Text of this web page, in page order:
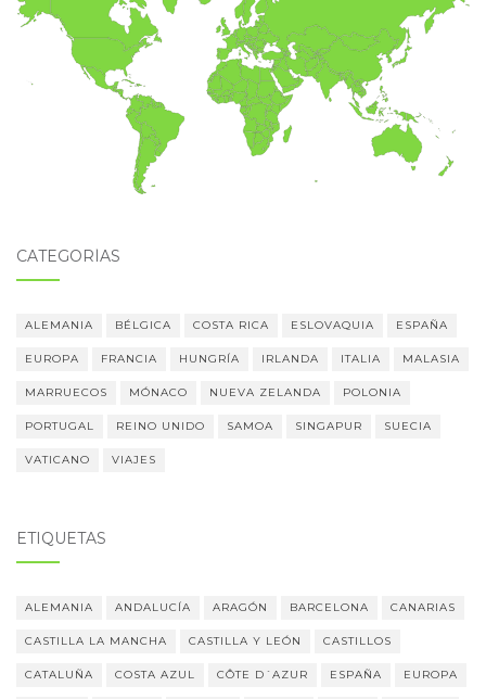
CATEGORÍAS
ALEMANIA BÉLGICA COSTA RICA ESLOVAQUIA ESPAÑA
EUROPA FRANCIA HUNGRÍA IRLANDA ITALIA MALASIA
MARRUECOS MÓNACO NUEVA ZELANDA POLONIA
PORTUGAL REINO UNIDO SAMOA SINGAPUR SUECIA
VATICANO VIAJES
ETIQUETAS
ALEMANIA ANDALUCÍA ARAGÓN BARCELONA CANARIAS
CASTILLA LA MANCHA CASTILLA Y LEÓN CASTILLOS
CATALUÑA COSTA AZUL CÔTE D´AZUR ESPAÑA EUROPA